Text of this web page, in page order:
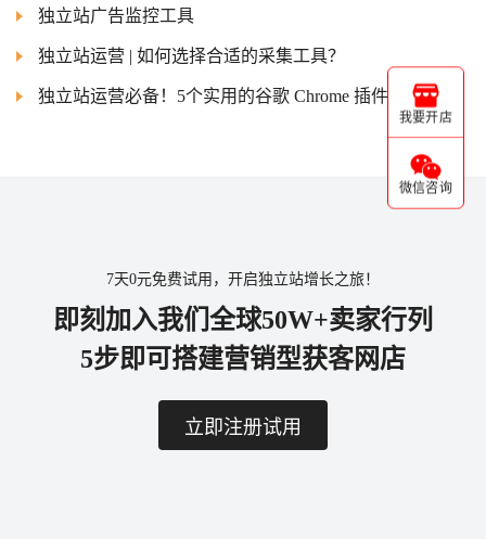
独立站广告监控工具
独立站运营 | 如何选择合适的采集工具？
独立站运营必备！5个实用的谷歌 Chrome 插件分享
我要开店
微信咨询
7天0元免费试用，开启独立站增长之旅！
即刻加入我们全球50W+卖家行列
5步即可搭建营销型获客网店
立即注册试用